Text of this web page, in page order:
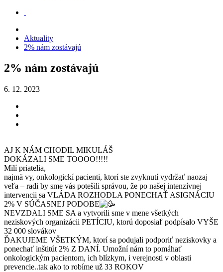
Aktuality
2% nám zostávajú
2% nám zostávajú
6. 12. 2023
AJ K NÁM CHODIL MIKULÁŠ
DOKÁZALI SME TOOOO!!!!!
Milí priatelia,
najmä vy, onkologickí pacienti, ktorí ste zvyknutí vydržať naozaj
veľa – radi by sme vás potešili správou, že po našej intenzívnej
intervencii sa VLÁDA ROZHODLA PONECHAŤ ASIGNÁCIU
2% V SÚČASNEJ PODOBE
NEVZDALI SME SA a vytvorili sme v mene všetkých
neziskových organizácii PETÍCIU, ktorú doposiaľ podpísalo VYŠE
32 000 slovákov
ĎAKUJEME VŠETKÝM, ktorí sa podujali podporiť neziskovky a
ponechať inštitút 2% Z DANÍ. Umožní nám to pomáhať
onkologickým pacientom, ich blízkym, i verejnosti v oblasti
prevencie..tak ako to robíme už 33 ROKOV